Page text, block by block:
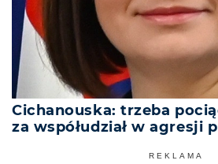
Cichanouska: trzeba
za współudział w agresji
REKLAMA